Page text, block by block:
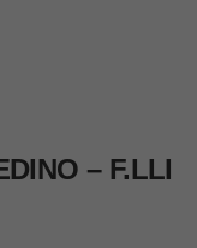
– F.LLI